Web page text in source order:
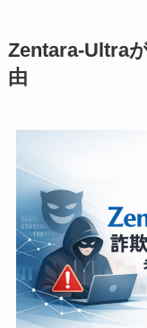
Zentara-Ultra
由